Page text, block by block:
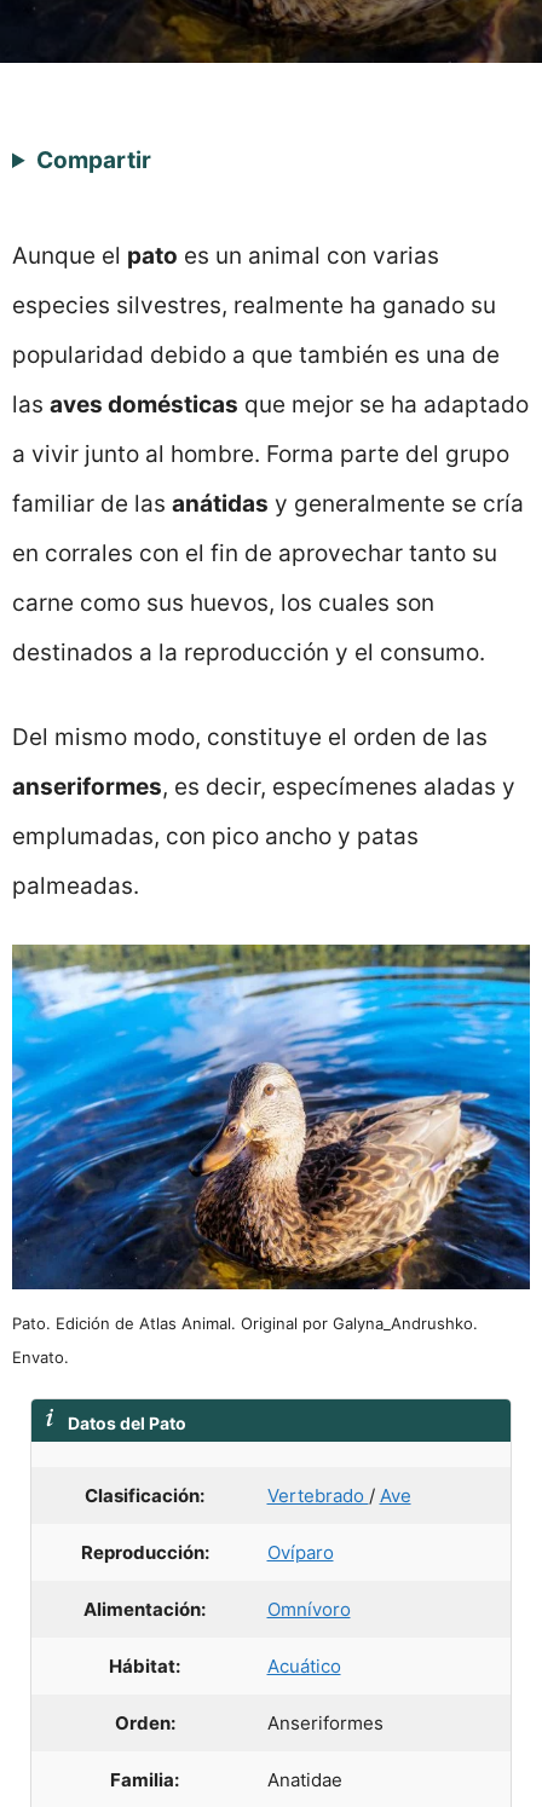
Compartir
Aunque el pato es un animal con varias
especies silvestres, realmente ha ganado su
popularidad debido a que también es una de
las aves domésticas que mejor se ha adaptado
a vivir junto al hombre. Forma parte del grupo
familiar de las anátidas y generalmente se cría
en corrales con el fin de aprovechar tanto su
carne como sus huevos, los cuales son
destinados a la reproducción y el consumo.
Del mismo modo, constituye el orden de las
anseriformes, es decir, especímenes aladas y
emplumadas, con pico ancho y patas
palmeadas.
Pato. Edición de Atlas Animal. Original por Galyna_Andrushko.
Envato.
Datos del Pato
Clasificación: Vertebrado / Ave
Reproducción: Ovíparo
Alimentación: Omnívoro
Hábitat: Acuático
Orden: Anseriformes
Familia: Anatidae